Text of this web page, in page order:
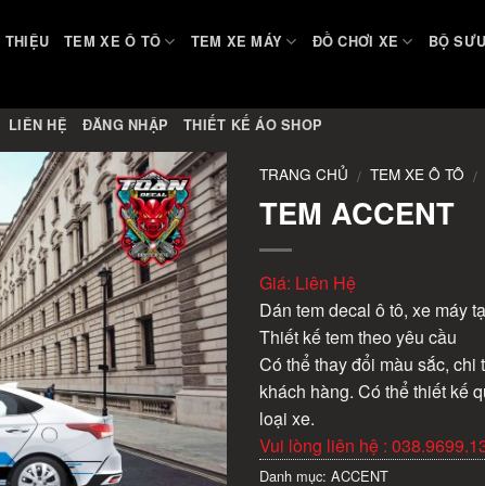
THIỆU TEM XE Ô TÔ TEM XE MÁY ĐỒ CHƠI XE BỘ
LIÊN HỆ ĐĂNG NHẬP THIẾT KẾ ÁO SHOP
TRANG CHỦ / TEM XE Ô TÔ /
TEM ACCENT
Giá: Liên Hệ
Dán tem decal ô tô, xe máy
Thiết kế tem theo yêu cầu
Có thể thay đổi màu sắc,
khách hàng. Có thể thiết kế
loại xe.
Vui lòng liên hệ :
Danh mục: ACCENT